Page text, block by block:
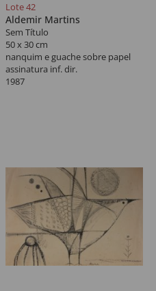
Lote 42
Aldemir Martins
Sem Título
50 x 30 cm
nanquim e guache sobre papel
assinatura inf. dir.
1987